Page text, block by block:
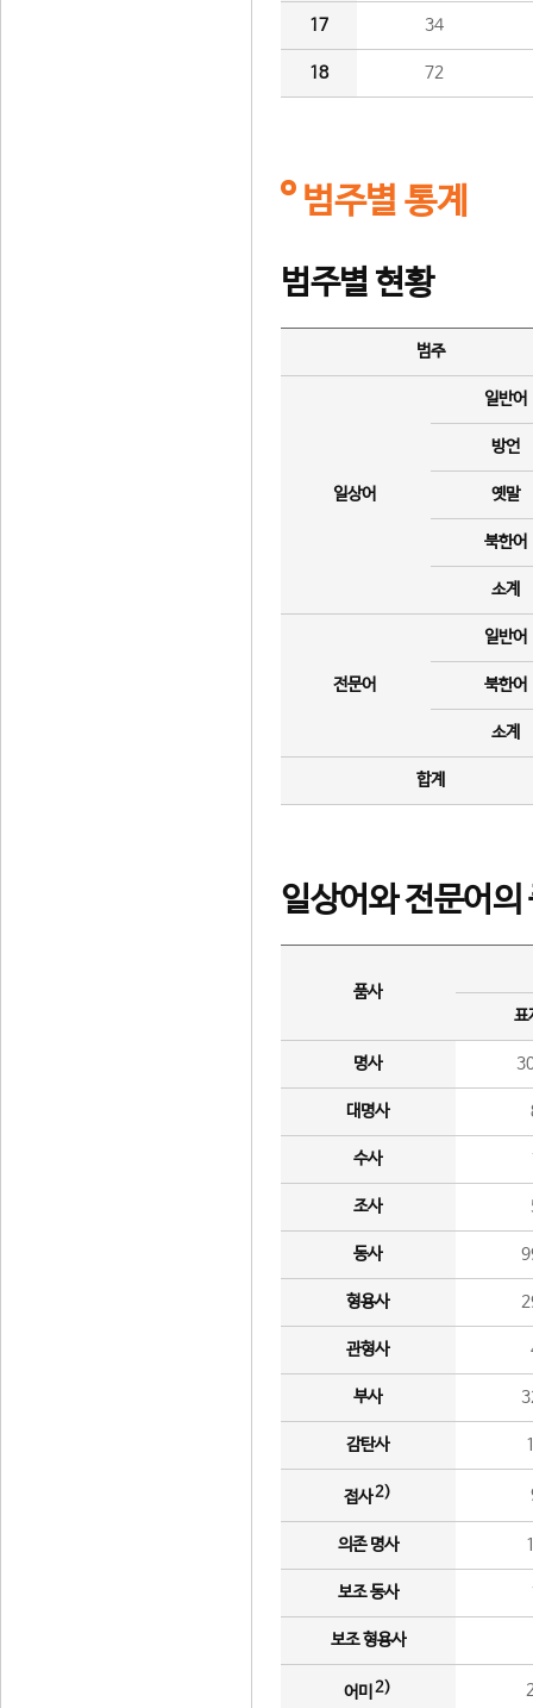
17 34
18 72
범주별 통계
범주별 현황
범주
일상어
일반어
방언
옛말
북한어
소계
전문어
일반어
북한어
소계
합계
일상어와 전문어의
품사
표
명사
대명사
수사
조사
동사
형용사
관형사
부사
감탄사
접사2)
의존 명사
보조 동사
보조 형용사
어미 2)